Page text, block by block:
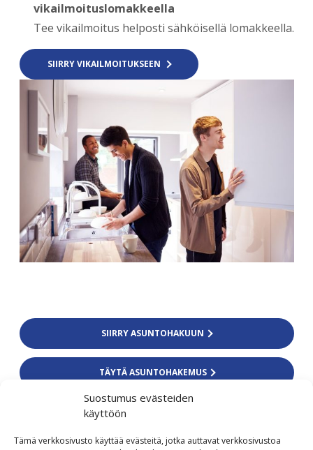
Suostumus evästeiden
käyttöön
Tämä verkkosivusto käyttää evästeitä, jotka auttavat verkkosivustoa
vikailmoituslomakkeella
Tee vikailmoitus helposti sähköisellä lomakkeella.
SIIRRY VIKAILMOITUKSEEN
SIIRRY ASUNTOHAKUUN
TÄYTÄ ASUNTOHAKEMUS
Colliers Finland Oy